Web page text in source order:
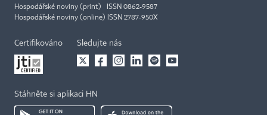
Hospodářské noviny (print) ISSN 0862-9587
Hospodářské noviny (online) ISSN 2787-950X
Certifikováno Sledujte nás
Stáhněte si aplikaci HN